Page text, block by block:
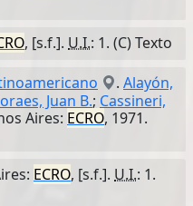
, [s.f.]. U.I.: 1. (C) Texto
. Alayón,
Juan B.; Cassineri,
Aires: ECRO, 1971.
ECRO, [s.f.]. U.I.: 1.